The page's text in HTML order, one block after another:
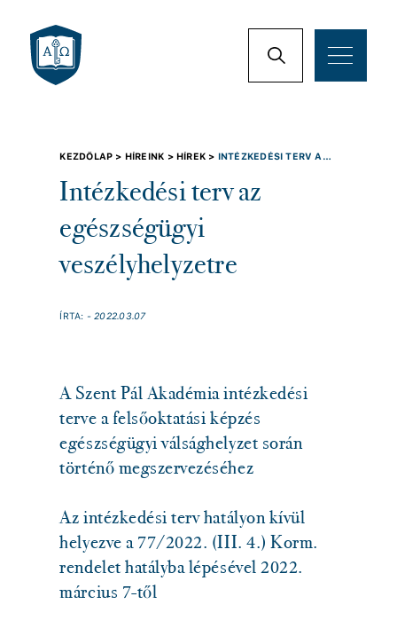
KEZDŐLAP > HÍREINK >HÍREK > INTÉZKEDÉSI TERV AZ
Intézkedési terv az
egészségügyi
veszélyhelyzetre
ÍRTA: - 2022.03.07
A Szent Pál Akadémia intézkedési
terve a felsőoktatási képzés
egészségügyi válsághelyzet során
történő megszervezéséhez
Az intézkedési terv hatályon kívül
helyezve a 77/2022. (III. 4.) Korm.
rendelet hatályba lépésével 2022.
március 7-től